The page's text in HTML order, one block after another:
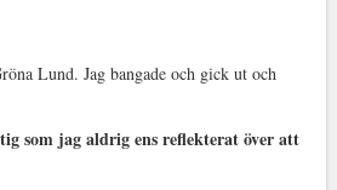
Lund. Jag bangade och gick ut och
som jag aldrig ens reflekterat över att